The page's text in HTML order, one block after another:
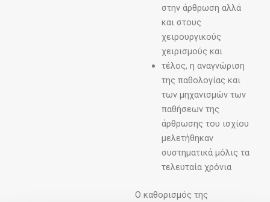
στην άρθρωση αλλά
και στους
χειρουργικούς
χειρισμούς και
τέλος, η αναγνώριση
της παθολογίας και
των μηχανισμών των
παθήσεων της
άρθρωσης του ισχίου
μελετήθηκαν
συστηματικά μόλις τα
τελευταία χρόνια
Ο καθορισμός της